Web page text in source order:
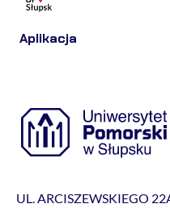
Aplikacja
UL. ARCISZEWSKIEGO